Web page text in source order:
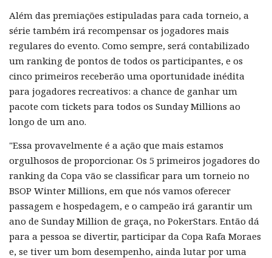
Além das premiações estipuladas para cada torneio, a
série também irá recompensar os jogadores mais
regulares do evento. Como sempre, será contabilizado
um ranking de pontos de todos os participantes, e os
cinco primeiros receberão uma oportunidade inédita
para jogadores recreativos: a chance de ganhar um
pacote com tickets para todos os Sunday Millions ao
longo de um ano.
"Essa provavelmente é a ação que mais estamos
orgulhosos de proporcionar. Os 5 primeiros jogadores do
ranking da Copa vão se classificar para um torneio no
BSOP Winter Millions, em que nós vamos oferecer
passagem e hospedagem, e o campeão irá garantir um
ano de Sunday Million de graça, no PokerStars. Então dá
para a pessoa se divertir, participar da Copa Rafa Moraes
e, se tiver um bom desempenho, ainda lutar por uma